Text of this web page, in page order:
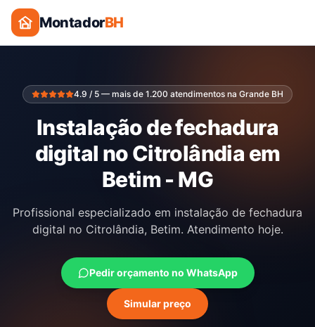
MontadorBH
4.9 / 5 — mais de 1.200 atendimentos na Grande BH
Instalação de fechadura
digital no Citrolândia em
Betim - MG
Profissional especializado em instalação de fechadura
digital no Citrolândia, Betim. Atendimento hoje.
Pedir orçamento no WhatsApp
Simular preço